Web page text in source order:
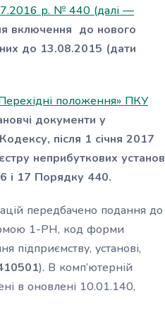
р. № 440 (далі —
включення до нового
до 13.08.2015 (дати
положення» ПКУ
документи у
після 1 січня 2017
неприбуткових установ
і 17 Порядку 440.
передбачено подання до
1-РН, код форми
підприємству, установі,
). В комп’ютерній
в оновлені 10.01.140,